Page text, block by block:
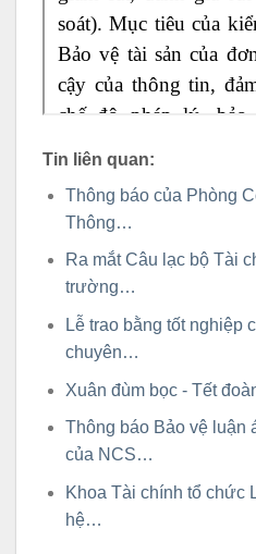
Tin liên quan:
Thông báo của Phòng
Thông…
Ra mắt Câu lạc bộ Tài
trường…
Lễ trao bằng tốt nghiệp
chuyên…
Xuân đùm bọc - Tết
Thông báo Bảo vệ luận
của NCS…
Khoa Tài chính tổ chức
hệ…